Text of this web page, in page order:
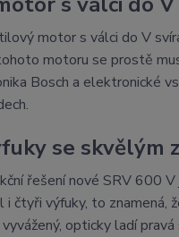
motor s válci do V
motoru se prostě
Bosch a elektronické
se skvělým
řešení nové SRV 600
čtyři výfuky, to znamená,
opticky ladí